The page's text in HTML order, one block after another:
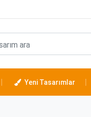
Yeni Tasarımlar